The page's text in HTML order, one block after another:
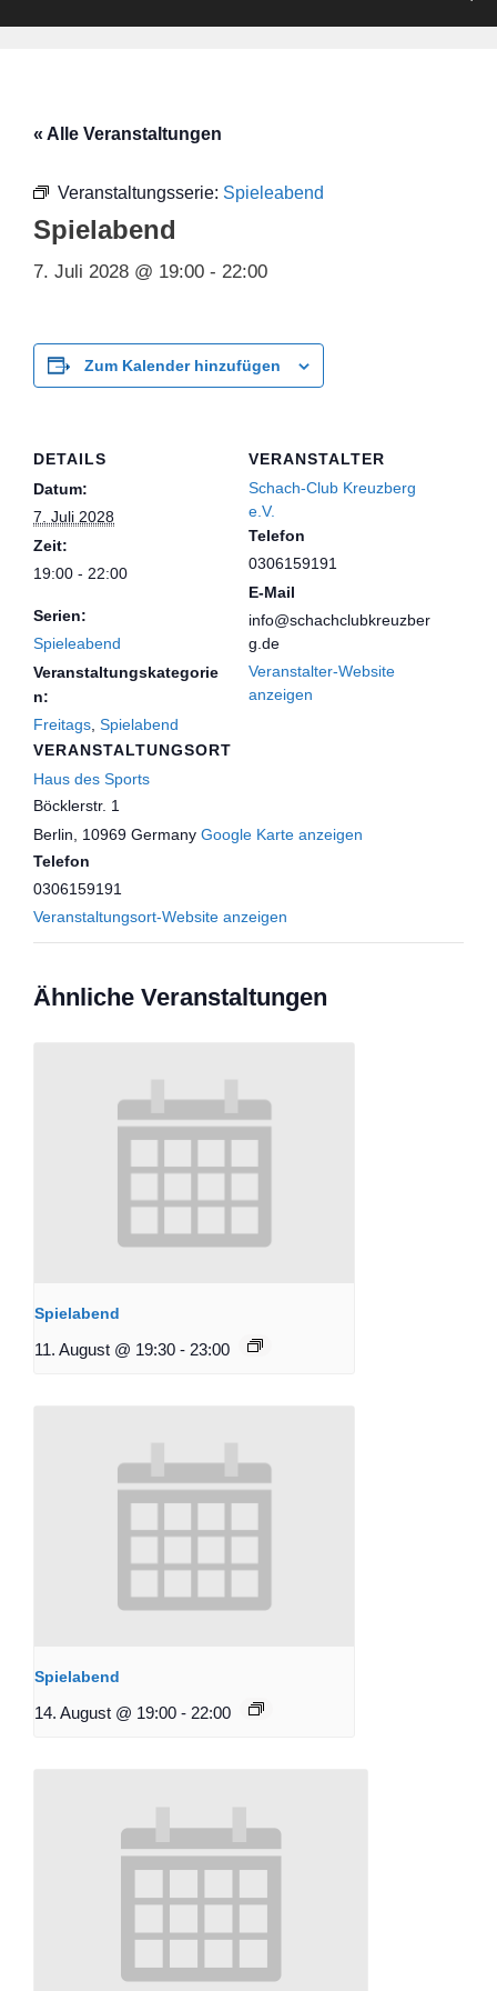
« Alle Veranstaltungen
Veranstaltungsserie: Spieleabend
Spielabend
7. Juli 2028 @ 19:00 - 22:00
Zum Kalender hinzufügen
DETAILS
Datum:
7. Juli 2028
Zeit:
19:00 - 22:00
Serien:
Spieleabend
Veranstaltungskategorie
n:
Freitags Spielabend
VERANSTALTUNGSORT
Haus des Sports
Böcklerstr. 1
Berlin
10969 Germany Google Karte anzeigen
Telefon
0306159191
Veranstaltungsort-Website anzeigen
VERANSTALTER
Schach-Club Kreuzberg
e.V.
Telefon
0306159191
E-Mail
info@schachclubkreuzber
g.de
Veranstalter-Website
anzeigen
Ähnliche Veranstaltungen
Spielabend
11. August @ 19:30 - 23:00
Spielabend
14. August @ 19:00 - 22:00